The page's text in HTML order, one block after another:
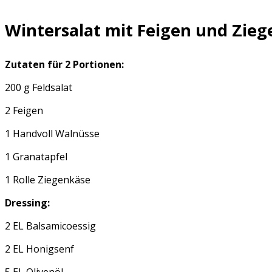
Wintersalat mit Feigen und
Zutaten für 2 Portionen:
200 g Feldsalat
2 Feigen
1 Handvoll Walnüsse
1 Granatapfel
1 Rolle Ziegenkäse
Dressing:
2 EL Balsamicoessig
2 EL Honigsenf